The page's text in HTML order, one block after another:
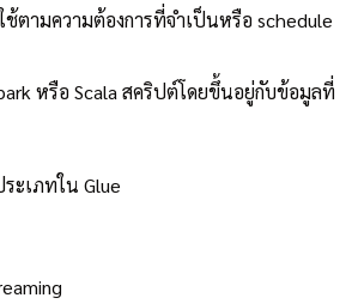
ช้ตามความต้องการที่จำเป็นหรือ schedule
หรือ Scala สคริปต์โดยขึ้นอยู่กับข้อมูลที่
ะเภทใน Glue